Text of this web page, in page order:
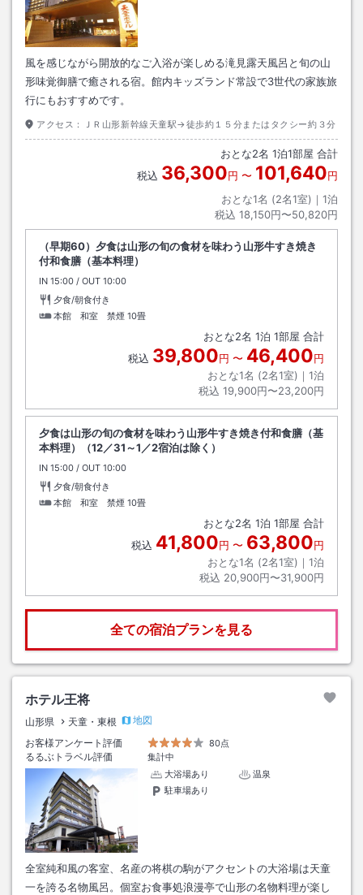
風を感じながら開放的なご入浴が楽しめる滝見露天風呂と旬の山
形味覚御膳で癒される宿。館内キッズランド常設で3世代の家族旅
行にもおすすめです。
アクセス： ＪＲ山形新幹線天童駅→徒歩約１５分またはタクシー約３分
おとな2名 1泊1部屋 合計
税込 36,300円 〜 101,640円
おとな1名 (2名1室)｜ 1泊
税込 18,150円〜50,820円
（早期60）夕食は山形の旬の食材を味わう山形牛すき焼き
付和食膳（基本料理）
IN チェックイン
15:00 / OUT チェックアウト
10:00
夕食/朝食付き
本館 和室 禁煙 10畳
おとな2名 1泊 1部屋 合計
税込 39,800円 〜 46,400円
おとな1名 (2名1室)｜ 1泊
税込 19,900円〜23,200円
夕食は山形の旬の食材を味わう山形牛すき焼き付和食膳（基
本料理）（12／31～1／2宿泊は除く）
IN チェックイン
15:00 / OUT チェックアウト
10:00
夕食/朝食付き
本館 和室 禁煙 10畳
おとな2名 1泊 1部屋 合計
税込 41,800円 〜 63,800円
おとな1名 (2名1室)｜ 1泊
税込 20,900円〜31,900円
全ての宿泊プランを見る
ホテル王将
山形県 天童・東根
地図
お客様アンケート評価
80点
るるぶトラベル評価
集計中
大浴場あり
温泉
駐車場あり
全室純和風の客室、名産の将棋の駒がアクセントの大浴場は天童
一を誇る名物風呂。個室お食事処浪漫亭で山形の名物料理が楽し